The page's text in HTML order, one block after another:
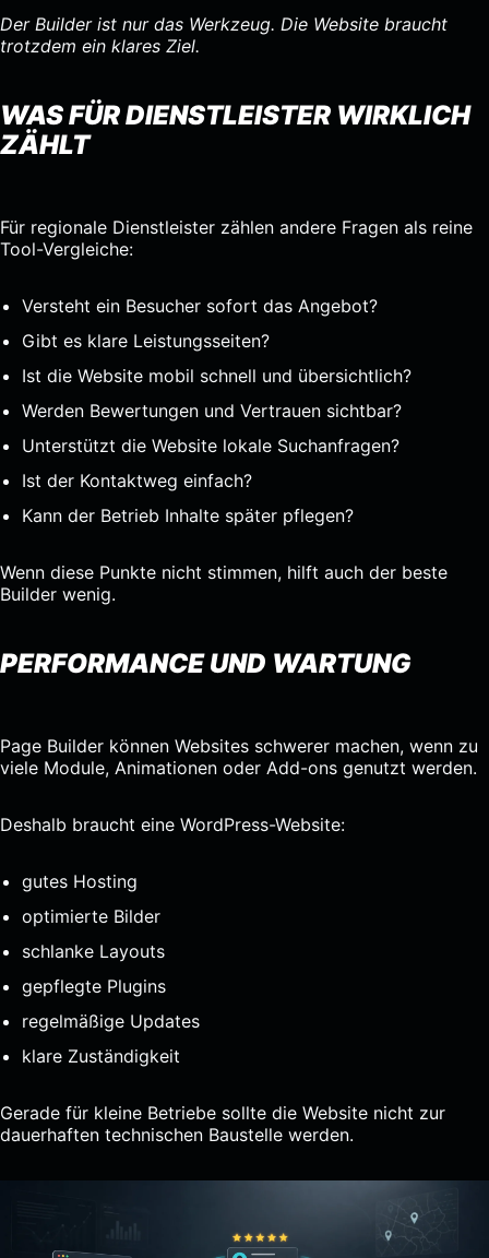
Der Builder ist nur das Werkzeug. Die Website braucht
trotzdem ein klares Ziel.
WAS FÜR DIENSTLEISTER WIRKLICH
ZÄHLT
Für regionale Dienstleister zählen andere Fragen als reine
Tool-Vergleiche:
Versteht ein Besucher sofort das Angebot?
Gibt es klare Leistungsseiten?
Ist die Website mobil schnell und übersichtlich?
Werden Bewertungen und Vertrauen sichtbar?
Unterstützt die Website lokale Suchanfragen?
Ist der Kontaktweg einfach?
Kann der Betrieb Inhalte später pflegen?
Wenn diese Punkte nicht stimmen, hilft auch der beste
Builder wenig.
PERFORMANCE UND WARTUNG
Page Builder können Websites schwerer machen, wenn zu
viele Module, Animationen oder Add-ons genutzt werden.
Deshalb braucht eine WordPress-Website:
gutes Hosting
optimierte Bilder
schlanke Layouts
gepflegte Plugins
regelmäßige Updates
klare Zuständigkeit
Gerade für kleine Betriebe sollte die Website nicht zur
dauerhaften technischen Baustelle werden.